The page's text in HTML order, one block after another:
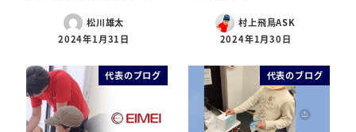
松川雄太
2024年1月31日
村上飛鳥ASK
2024年1月30日
代表のブログ 代表のブログ